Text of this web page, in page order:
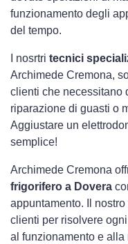
funzionamento degli
del tempo.
I nosrtri tecnici
Archimede Cremona,
clienti che necessitano
riparazione di guasti o
Aggiustare un
semplice!
Archimede Cremona
frigorifero a Dovera
appuntamento. Il
clienti per risolvere
al funzionamento e alla